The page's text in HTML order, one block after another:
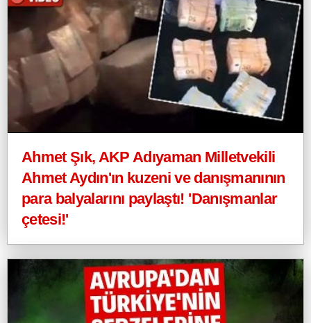
Ahmet Şık, AKP Adıyaman Milletvekili
Ahmet Aydın'ın kuzeni ve danışmanının
para balyalarını paylaştı! 'Danışmanlar
çetesi!'